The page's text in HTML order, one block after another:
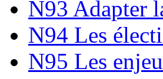
N93 Adapter
N94 Les
N95 Les